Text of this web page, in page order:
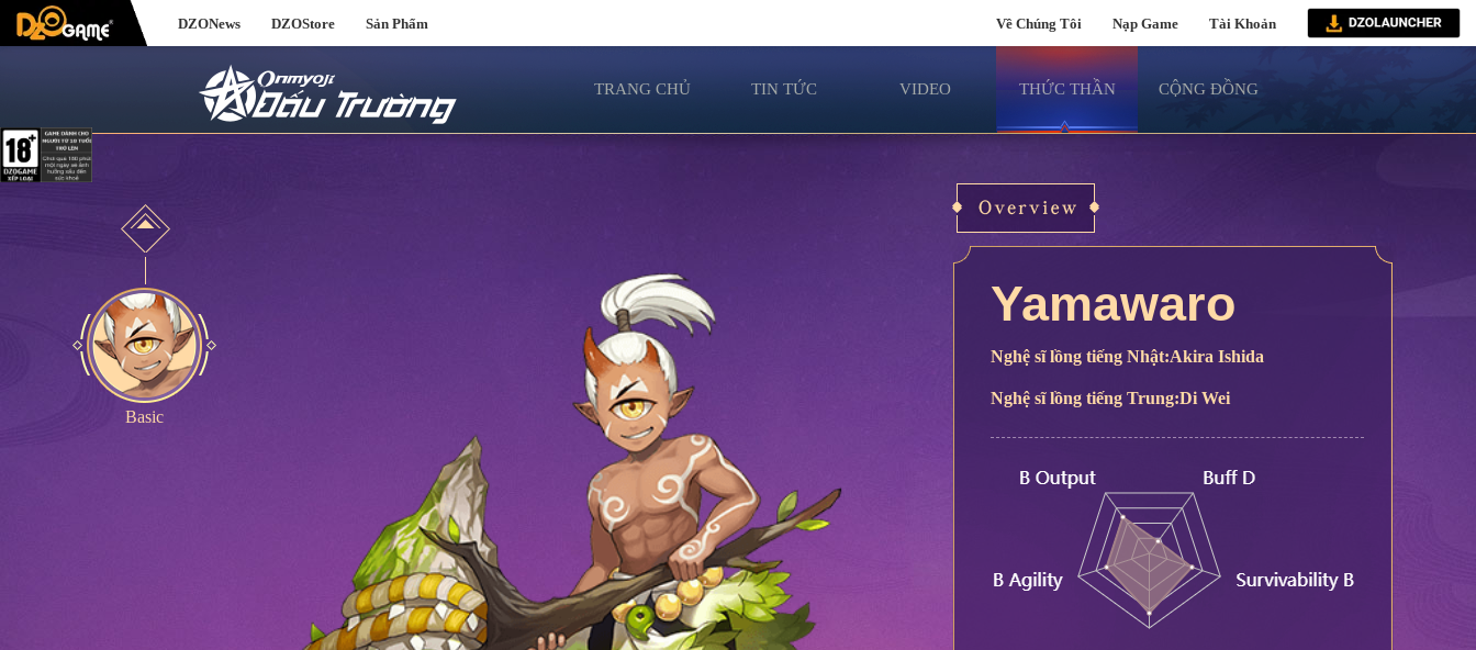
DZONews DZOStore Sản Phẩm Về Chúng Tôi Nạp Game Tài Khoản
TRANG CHỦ TIN TỨC VIDEO THỨC THẦN CỘNG ĐỒNG
Basic
Yamawaro
Nghệ sĩ lồng tiếng Nhật:Akira Ishida
Nghệ sĩ lồng tiếng Trung:Di Wei